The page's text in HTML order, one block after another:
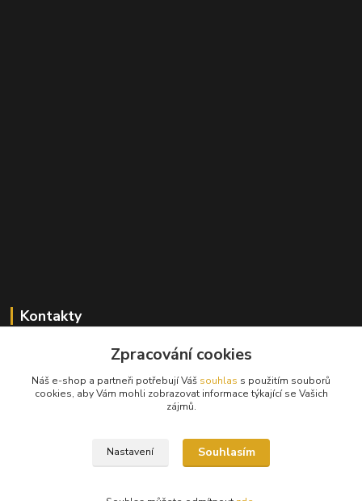
Kontakty
+420 603 824 940
info@hifibazar.online
Zpracování cookies
Náš e-shop a partneři potřebují Váš souhlas s použitím souborů
cookies, aby Vám mohli zobrazovat informace týkající se Vašich
zájmů.
Nastavení Souhlasím